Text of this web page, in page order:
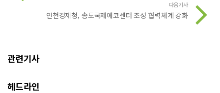
다음기사
인천경제청, 송도국제에코센터 조성 협력체계 강화
관련기사
헤드라인